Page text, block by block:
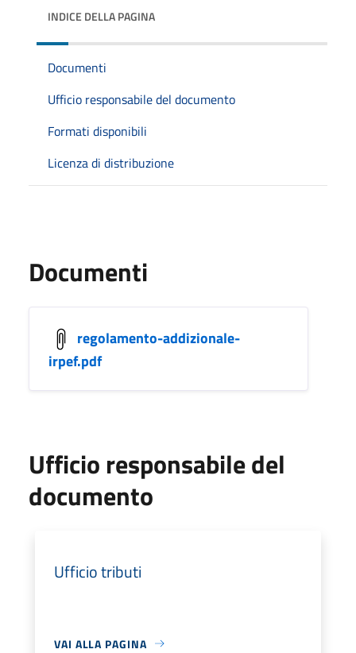
INDICE DELLA PAGINA
Documenti
Ufficio responsabile del documento
Formati disponibili
Licenza di distribuzione
Documenti
regolamento-addizionale-
irpef.pdf
Ufficio responsabile del
documento
Ufficio tributi
VAI ALLA PAGINA